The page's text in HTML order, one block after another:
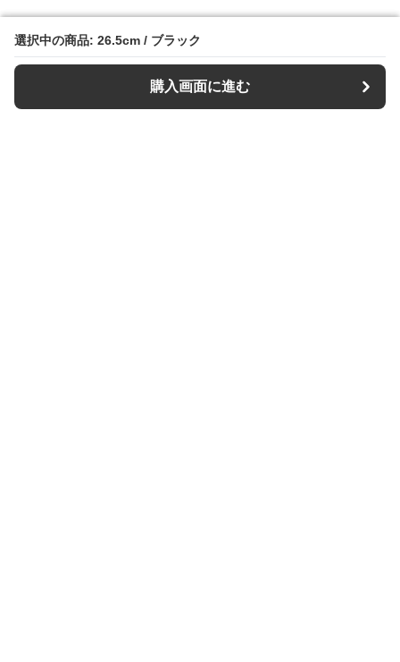
選択中の商品: 26.5cm / ブラック
購入画面に進む
選択中の商品: 26.5cm / ブラック
購入画面に進む